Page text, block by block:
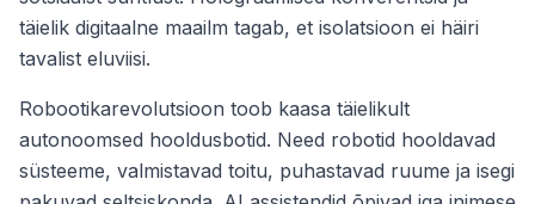
täielik digitaalne maailm tagab, et isolatsioon ei häiri
tavalist eluviisi.
Robootikarevolutsioon toob kaasa täielikult
autonoomsed hooldusbotid. Need robotid hooldavad
süsteeme, valmistavad toitu, puhastavad ruume ja isegi